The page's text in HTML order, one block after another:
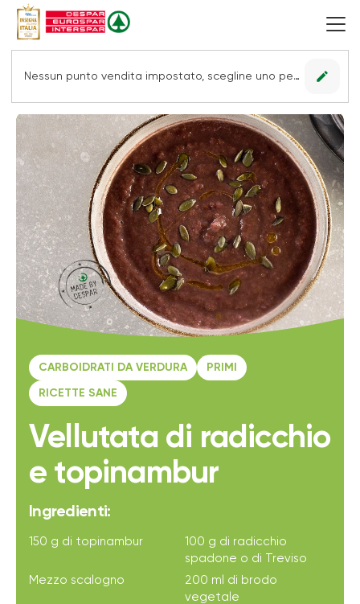
Nessun punto vendita impostato, scegline uno per vedere le offerte. edit
CARBOIDRATI DA VERDURA PRIMI
RICETTE SANE
Vellutata di radicchio
e topinambur
Ingredienti:
150 g di topinambur
100 g di radicchio
spadone o di Treviso
Mezzo scalogno
200 ml di brodo
vegetale